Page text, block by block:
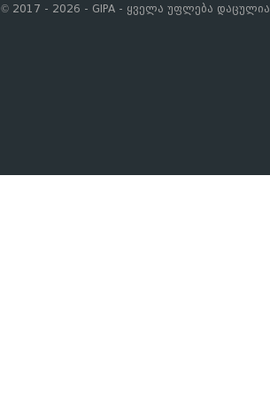
© 2017 - 2026 - GIPA - ყველა უფლება დაცულია